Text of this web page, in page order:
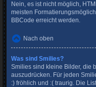
Nein, es ist nicht möglich,
meisten
BBCode erreicht werden.
Nach oben
Was sind Smilies?
Smilies sind kleine Bilder, die
auszudrücken. Für jeden
:) fröhlich und :( traurig. Die